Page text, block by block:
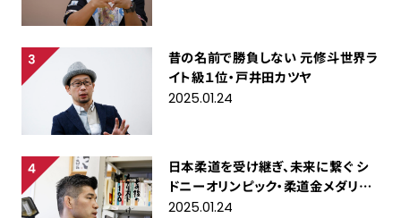
昔の名前で勝負しない 元修斗世界ラ
イト級１位・戸井田カツヤ
2025.01.24
日本柔道を受け継ぎ、未来に繋ぐ シ
ドニーオリンピック・柔道金メダリス
ト・井上康生
2025.01.24